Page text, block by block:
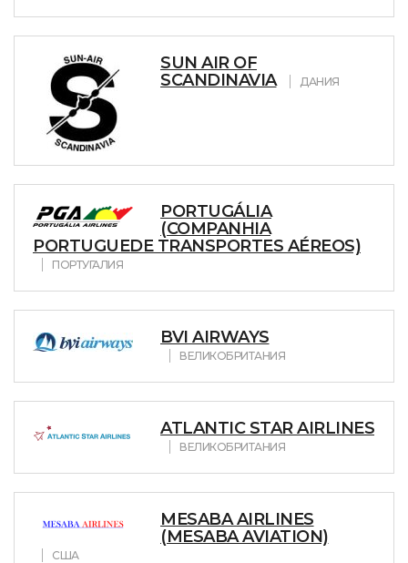
SUN AIR OF
SCANDINAVIA
ДАНИЯ
PORTUGÁLIA
(COMPANHIA
PORTUGUEDE TRANSPORTES AÉREOS)
ПОРТУГАЛИЯ
BVI AIRWAYS
ВЕЛИКОБРИТАНИЯ
ATLANTIC STAR AIRLINES
ВЕЛИКОБРИТАНИЯ
MESABA AIRLINES
(MESABA AVIATION)
США